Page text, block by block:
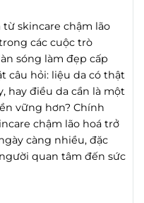
skincare chậm lão
các cuộc trò
sóng làm đẹp cấp
câu hỏi: liệu da có thật
hay điều da cần là một
vững hơn? Chính
chậm lão hoá trở
càng nhiều, đặc
quan tâm đến sức